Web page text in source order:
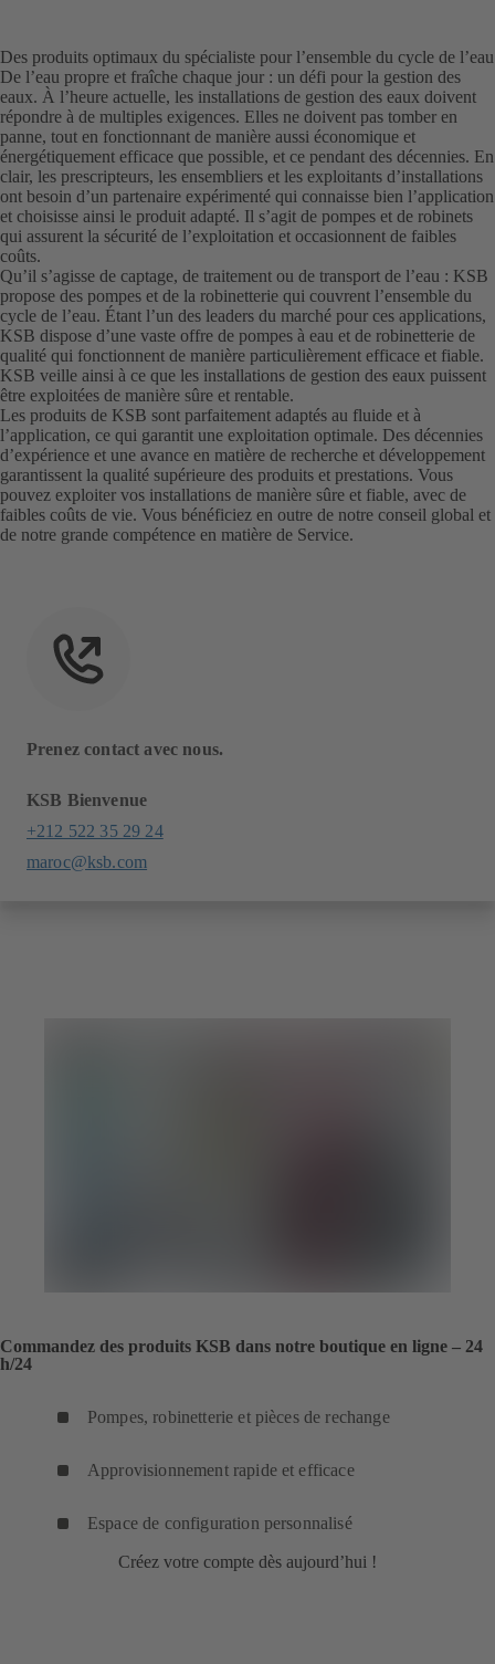
Des produits optimaux du spécialiste pour l’ensemble du cycle de l’eau
De l’eau propre et fraîche chaque jour : un défi pour la gestion des
eaux. À l’heure actuelle, les installations de gestion des eaux doivent
répondre à de multiples exigences. Elles ne doivent pas tomber en
panne, tout en fonctionnant de manière aussi économique et
énergétiquement efficace que possible, et ce pendant des décennies. En
clair, les prescripteurs, les ensembliers et les exploitants d’installations
ont besoin d’un partenaire expérimenté qui connaisse bien l’application
et choisisse ainsi le produit adapté. Il s’agit de pompes et de robinets
qui assurent la sécurité de l’exploitation et occasionnent de faibles
coûts.
Qu’il s’agisse de captage, de traitement ou de transport de l’eau : KSB
propose des pompes et de la robinetterie qui couvrent l’ensemble du
cycle de l’eau. Étant l’un des leaders du marché pour ces applications,
KSB dispose d’une vaste offre de pompes à eau et de robinetterie de
qualité qui fonctionnent de manière particulièrement efficace et fiable.
KSB veille ainsi à ce que les installations de gestion des eaux puissent
être exploitées de manière sûre et rentable.
Les produits de KSB sont parfaitement adaptés au fluide et à
l’application, ce qui garantit une exploitation optimale. Des décennies
d’expérience et une avance en matière de recherche et développement
garantissent la qualité supérieure des produits et prestations. Vous
pouvez exploiter vos installations de manière sûre et fiable, avec de
faibles coûts de vie. Vous bénéficiez en outre de notre conseil global et
de notre grande compétence en matière de Service.
Prenez contact avec nous.
KSB Bienvenue
+212 522 35 29 24
maroc@ksb.com
Commandez des produits KSB dans notre boutique en ligne – 24
h/24
Pompes, robinetterie et pièces de rechange
Approvisionnement rapide et efficace
Espace de configuration personnalisé
Créez votre compte dès aujourd’hui !